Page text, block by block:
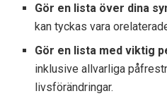
Gör en lista över dina
kan tyckas vara
Gör en lista med viktig
inklusive allvarliga
livsförändringar.